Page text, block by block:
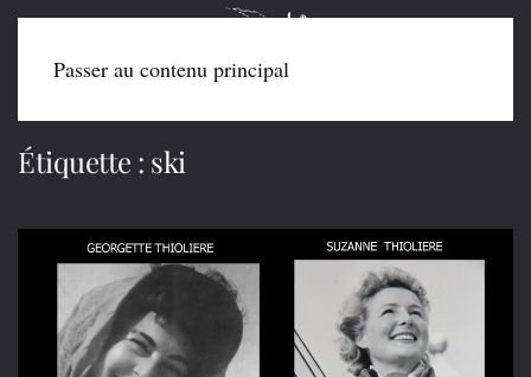
Passer au contenu principal
Étiquette : ski